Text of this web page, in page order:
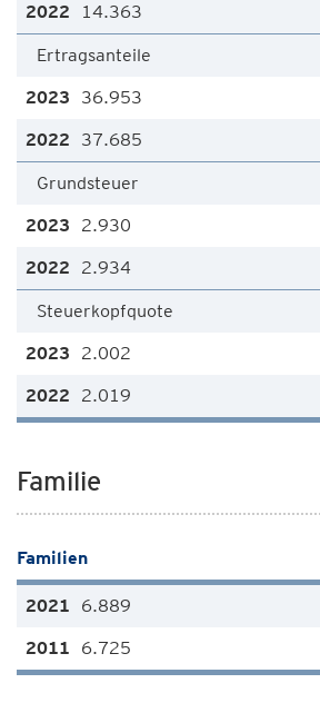
14.363
Ertragsanteile
36.953
37.685
Grundsteuer
2.930
2.934
Steuerkopfquote
2.002
2.019
Familie
Familien
6.889
6.725